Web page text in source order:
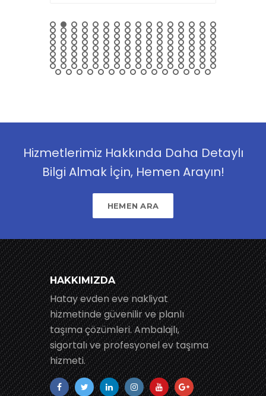
Hizmetlerimiz Hakkında Daha Detaylı
Bilgi Almak İçin, Hemen Arayın!
HEMEN ARA
HAKKIMIZDA
Hatay evden eve nakliyat
hizmetinde güvenilir ve planlı
taşıma çözümleri. Ambalajlı,
sigortalı ve profesyonel ev taşıma
hizmeti.